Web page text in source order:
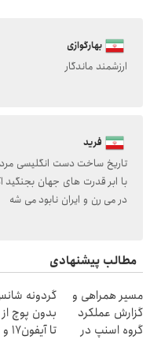
بهارگوازی
ارزشمند ماندگار
فرید
تاریخ ساخت دست انگلیسی
با ابر قدرت های جهان
در می رن و ایران نابود می شه
مطالب پیشنهادی
مسیر همراهی و
گزارش عملکرد
گروه اسنپ در
گردونه
تا